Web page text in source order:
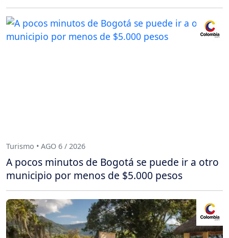
Turismo • AGO 6 / 2026
A pocos minutos de Bogotá se puede ir a otro
municipio por menos de $5.000 pesos